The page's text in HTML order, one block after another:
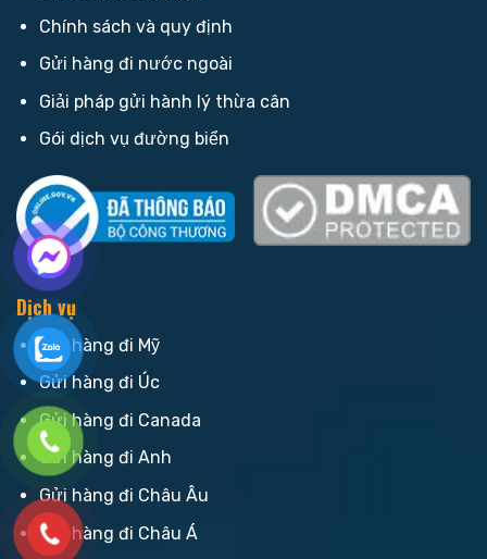
Chính sách và quy định
Gửi hàng đi nước ngoài
Giải pháp gửi hành lý thừa cân
Gói dịch vụ đường biển
Dịch vụ
Gửi hàng đi Mỹ
Gửi hàng đi Úc
Gửi hàng đi Canada
Gửi hàng đi Anh
Gửi hàng đi Châu Âu
Gửi hàng đi Châu Á